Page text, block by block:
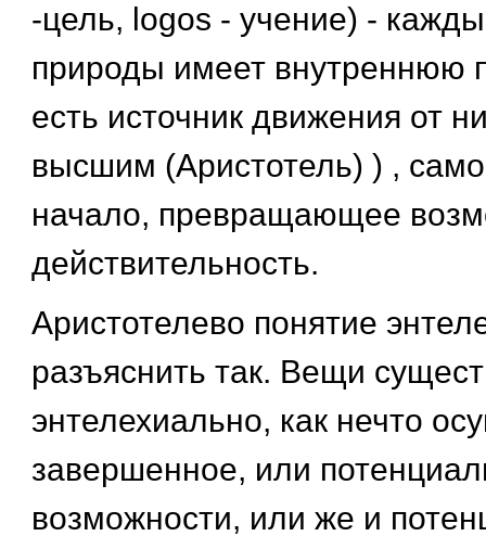
-цель, logos - учение) -
природы имеет внутреннюю
есть источник движения от
высшим (Аристотель) ) ,
начало, превращающее
действительность.
Аристотелево понятие
разъяснить так. Вещи
энтелехиально, как нечто
завершенное, или
возможности, или же и